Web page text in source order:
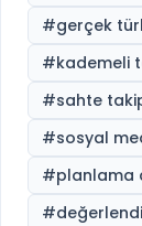
#gerçek
#kademeli
#sahte
#sosyal
#planlama
#